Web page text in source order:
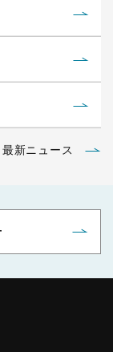
最新ニュース